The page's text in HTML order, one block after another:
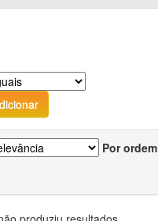
Por ordem